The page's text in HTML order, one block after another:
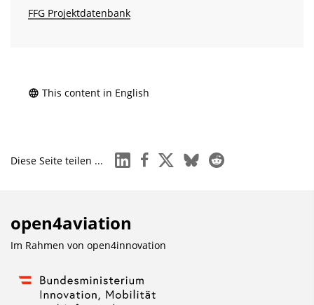
FFG Projektdatenbank
This content in English
Diese Seite teilen ... linkedinfacebook
x blueskyreddit
open4aviation
Im Rahmen von open4innovation